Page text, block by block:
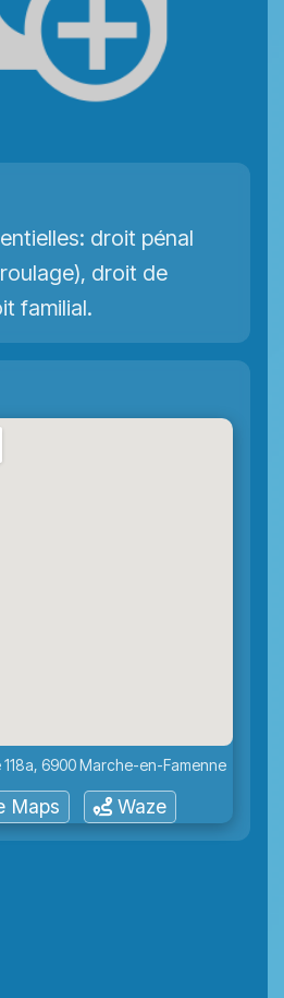
droit pénal
droit de
familial.
6900 Marche-en-Famenne
Maps Waze